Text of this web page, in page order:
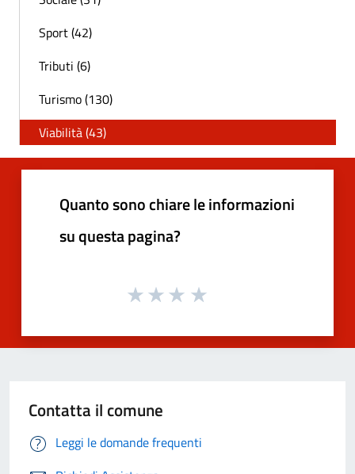
Sport (42)
Tributi (6)
Turismo (130)
Viabilità (43)
Quanto sono chiare le informazioni
su questa pagina?
Contatta il comune
Leggi le domande frequenti